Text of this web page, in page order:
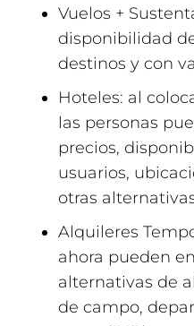
Vuelos +
disponibilidad
destinos y con
Hoteles: al
las personas
precios,
usuarios,
otras
Alquileres
ahora pueden
alternativas de
de campo,